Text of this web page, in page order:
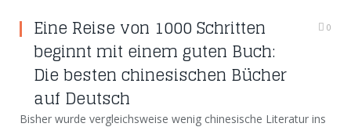
Eine Reise von 1000 Schritten
beginnt mit einem guten Buch:
Die besten chinesischen Bücher
auf Deutsch
0
Bisher wurde vergleichsweise wenig chinesische Literatur ins